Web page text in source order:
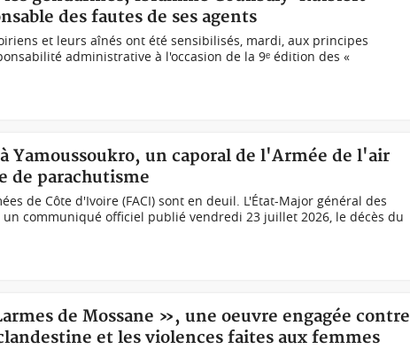
des fautes de ses agents
et leurs aînés ont été sensibilisés, mardi, aux principes
administrative à l'occasion de la 9ᵉ édition des «
Yamoussoukro, un caporal de l'Armée de l'air
de parachutisme
de Côte d'Ivoire (FACI) sont en deuil. L'État-Major général des
un communiqué officiel publié vendredi 23 juillet 2026, le décès du
de Mossane », une oeuvre engagée contre
et les violences faites aux femmes